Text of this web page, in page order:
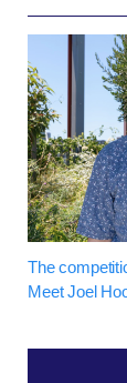
The
Meet Joel